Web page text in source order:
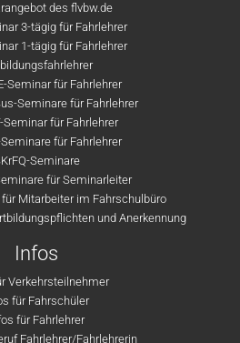
des flvbw.de
3-tägig für Fahrlehrer
1-tägig für Fahrlehrer
Seminar für Fahrlehrer
Seminare für Fahrlehrer
Seminar für Fahrlehrer
für Fahrlehrer
Seminare
für Seminarleiter
Mitarbeiter im Fahrschulbüro
und Anerkennung
Infos
Verkehrsteilnehmer
für Fahrschüler
für Fahrlehrer
Fahrlehrer/Fahrlehrerin